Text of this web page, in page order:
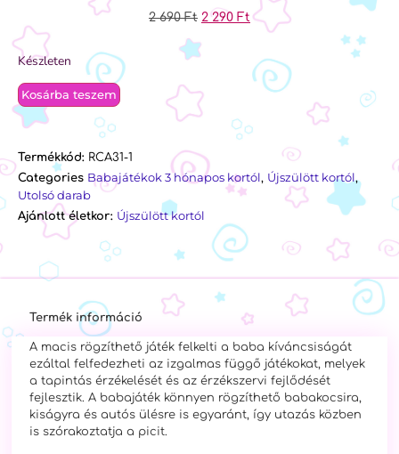
2 690Ft 2 290 Ft
Készleten
Kosárba teszem
Termékkód: RCA31-1
Categories Babajátékok 3 hónapos kortól, Újszülött kortól,
Utolsó darab
Ajánlott életkor: Újszülött kortól
Termék információ
A macis rögzíthető játék felkelti a baba kíváncsiságát
ezáltal felfedezheti az izgalmas függő játékokat, melyek
a tapintás érzékelését és az érzékszervi fejlődését
fejlesztik. A babajáték könnyen rögzíthető babakocsira,
kiságyra és autós ülésre isegyaránt, így utazás közben
is szórakoztatja a picit.